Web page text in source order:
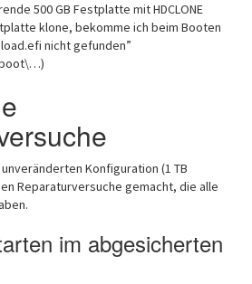
500 GB Festplatte mit HDCLONE
klone, bekomme ich beim Booten
nicht gefunden”
Konfiguration (1 TB
Reparaturversuche gemacht, die alle
im abgesicherten